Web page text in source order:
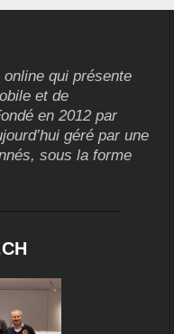
qui présente
et de
en 2012 par
géré par une
sous la forme